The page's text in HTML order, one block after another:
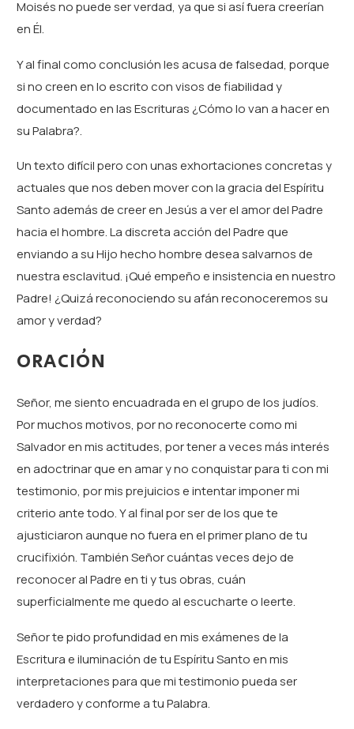
Moisés no puede ser verdad, ya que si así fuera creerían
en Él.
Y al final como conclusión les acusa de falsedad, porque
si no creen en lo escrito con visos de fiabilidad y
documentado en las Escrituras ¿Cómo lo van a hacer en
su Palabra?.
Un texto difícil pero con unas exhortaciones concretas y
actuales que nos deben mover con la gracia del Espíritu
Santo además de creer en Jesús a ver el amor del Padre
hacia el hombre. La discreta acción del Padre que
enviando a su Hijo hecho hombre desea salvarnos de
nuestra esclavitud. ¡Qué empeño e insistencia en nuestro
Padre! ¿Quizá reconociendo su afán reconoceremos su
amor y verdad?
ORACIÓN
Señor, me siento encuadrada en el grupo de los judíos.
Por muchos motivos, por no reconocerte como mi
Salvador en mis actitudes, por tener a veces más interés
en adoctrinar que en amar y no conquistar para ti con mi
testimonio, por mis prejuicios e intentar imponer mi
criterio ante todo. Y al final por ser de los que te
ajusticiaron aunque no fuera en el primer plano de tu
crucifixión. También Señor cuántas veces dejo de
reconocer al Padre en ti y tus obras, cuán
superficialmente me quedo al escucharte o leerte.
Señor te pido profundidad en mis exámenes de la
Escritura e iluminación de tu Espíritu Santo en mis
interpretaciones para que mi testimonio pueda ser
verdadero y conforme a tu Palabra.